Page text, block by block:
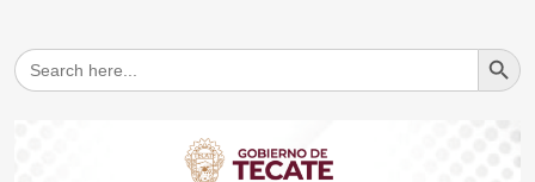
Search
for:
Search